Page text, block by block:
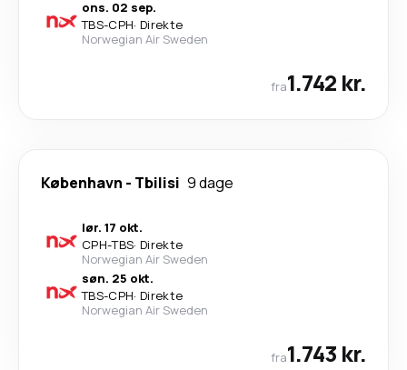
ons. 02 sep.
TBS-CPH· Direkte
Norwegian Air Sweden
fra1.742 kr.
København - Tbilisi 9 dage
lør. 17 okt.
CPH-TBS· Direkte
Norwegian Air Sweden
søn. 25 okt.
TBS-CPH· Direkte
Norwegian Air Sweden
fra1.743 kr.